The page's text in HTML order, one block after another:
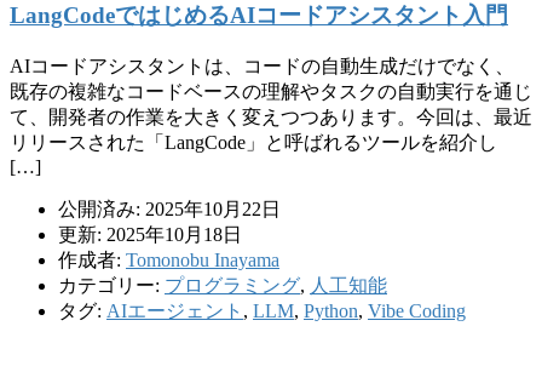
LangCodeではじめるAIコードアシスタント入門
AIコードアシスタントは、コードの自動生成だけでなく、
既存の複雑なコードベースの理解やタスクの自動実行を通じ
て、開発者の作業を大きく変えつつあります。今回は、最近
リリースされた「LangCode」と呼ばれるツールを紹介し
[…]
公開済み: 2025年10月22日
更新: 2025年10月18日
作成者: Tomonobu Inayama
カテゴリー: プログラミング, 人工知能
タグ: AIエージェント , LLM, Python, Vibe Coding